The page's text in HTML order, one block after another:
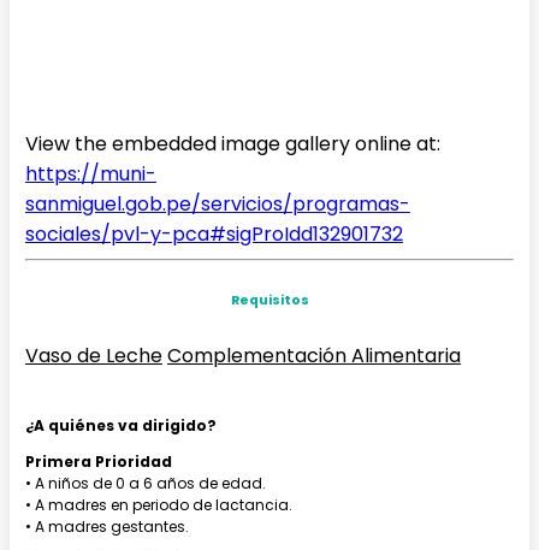
View the embedded image gallery online at:
https://muni-
sanmiguel.gob.pe/servicios/programas-
sociales/pvl-y-pca#sigProIdd132901732
Requisitos
Vaso de LecheComplementación Alimentaria
¿A quiénes va dirigido?
Primera Prioridad
• A niños de 0 a 6 años de edad.
• A madres en periodo de lactancia.
• A madres gestantes.